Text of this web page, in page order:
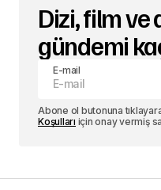
Dizi, film
gündemi
E-mail
Abone ol butonuna
Koşulları için onay vermiş